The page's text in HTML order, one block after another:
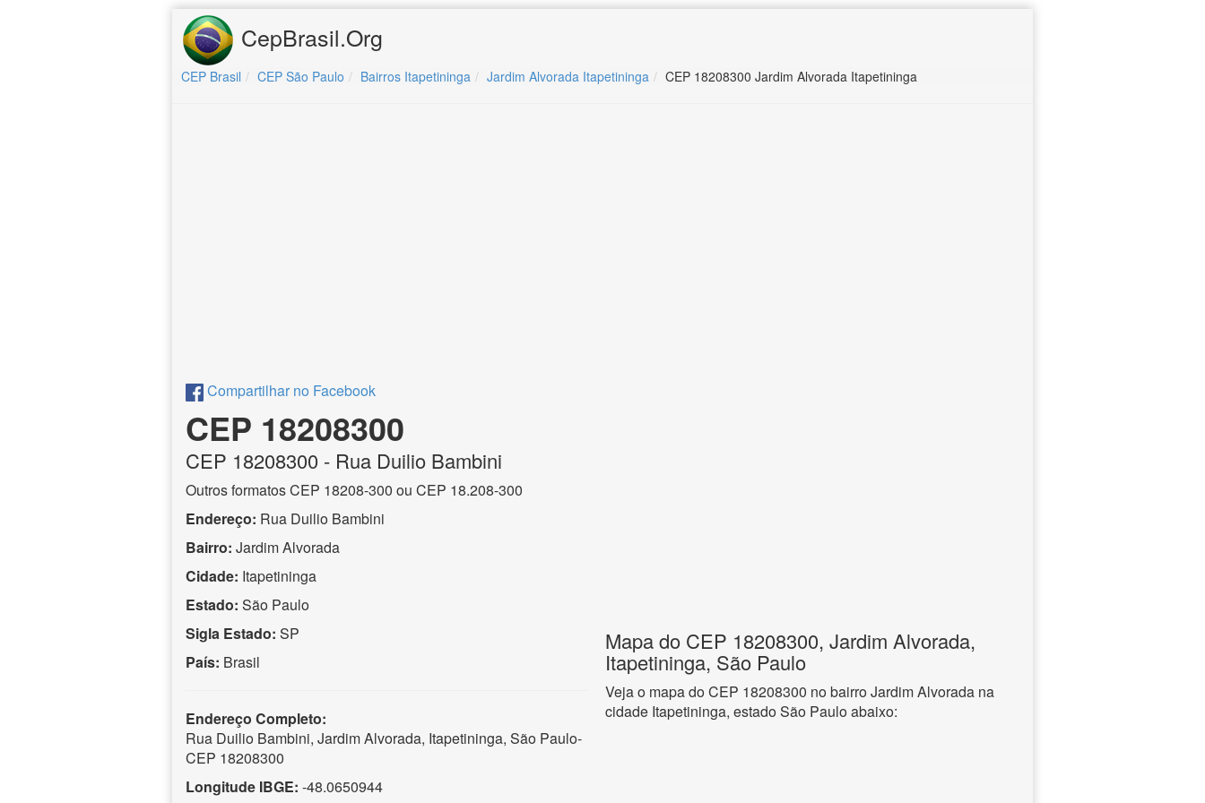
CepBrasil.Org
CEP Brasil CEP São Paulo Bairros Itapetininga Jardim Alvorada Itapetininga CEP 18208300 Jardim Alvorada Itapetininga
Compartilhar no Facebook
CEP 18208300
CEP 18208300 - Rua Duilio Bambini
Outros formatos CEP 18208-300 ou CEP 18.208-300
Endereço: Rua Duilio Bambini
Bairro: Jardim Alvorada
Cidade: Itapetininga
Estado: São Paulo
Sigla Estado: SP
País: Brasil
Endereço Completo:
Rua Duilio Bambini, Jardim Alvorada, Itapetininga, São Paulo-
CEP 18208300
Longitude IBGE: -48.0650944
Mapa do CEP 18208300, Jardim Alvorada,
Itapetininga, São Paulo
Veja o mapa do CEP 18208300 no bairro Jardim Alvorada na
cidade Itapetininga, estado São Paulo abaixo: